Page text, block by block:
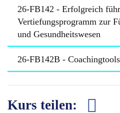
26-FB142 - Erfolgreich
Vertiefungsprogramm zur
und Gesundheitswesen
26-FB142B -
Kurs teilen: